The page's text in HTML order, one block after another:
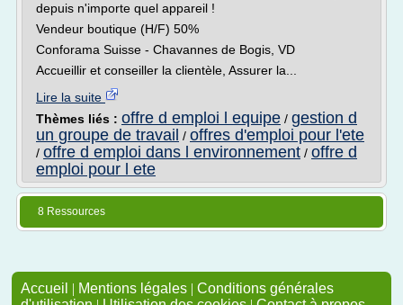
depuis n'importe quel appareil !
Vendeur boutique (H/F) 50%
Conforama Suisse - Chavannes de Bogis, VD
Accueillir et conseiller la clientèle, Assurer la...
Lire la suite
Thèmes liés : offre d emploi l equipe / gestion d
un groupe de travail / offres d'emploi pour l'ete
/ offre d emploi dans l environnement / offre d
emploi pour l ete
8 Ressources
Accueil | Mentions légales | Conditions générales